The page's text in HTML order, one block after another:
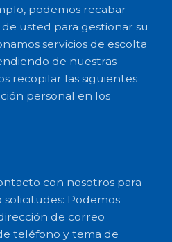
podemos recabar
usted para gestionar su
servicios de escolta
de nuestras
recopilar las siguientes
personal en los
con nosotros para
Podemos
de correo
teléfono y tema de